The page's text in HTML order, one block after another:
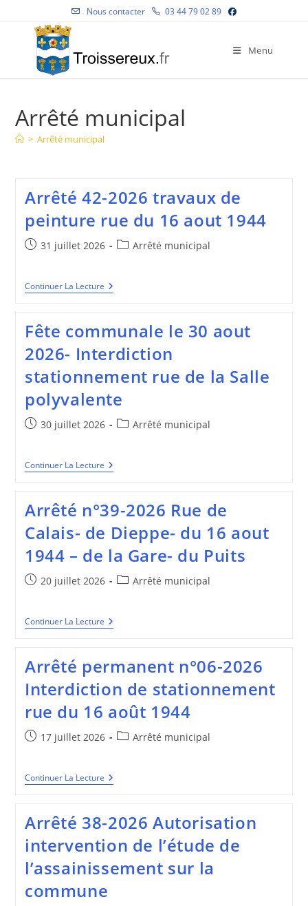
Nous contacter 03 44 79 02 89
Menu
Arrêté municipal
> Arrêté municipal
Arrêté 42-2026 travaux de
peinture rue du 16 aout 1944
Publication
31 juillet 2026
PostArrêté municipal
Continuer La LectureArrêté
42-
De
Peinture
Rue
Du
16
Aout
1944
Fête communale le 30 aout
2026- Interdiction
stationnement rue de la Salle
polyvalente
Publication
30 juillet 2026
PostArrêté municipal
Continuer La LectureFête
Communale
Aout
2026-
Interdiction
Stationnement
Rue
De
La
Salle
Arrêté n°39-2026 Rue de
Calais- de Dieppe- du 16 aout
1944 – de la Gare- du Puits
Publication
20 juillet 2026
PostArrêté municipal
Continuer La LectureArrêté
N°39-
De
Calais-
De
Dieppe-
Du
16
Aout
1944
La
Gare-
Arrêté permanent n°06-2026
Interdiction de stationnement
rue du 16 août 1944
Publication
17 juillet 2026
PostArrêté municipal
Continuer La LectureArrêté
Permanent
Interdiction
De
Stationnement
Rue
Du
16
Août
1944
Arrêté 38-2026 Autorisation
intervention de l’étude de
l’assainissement sur la
commune